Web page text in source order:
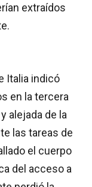
extraídos
Italia indicó
en la tercera
alejada de la
las tareas de
el cuerpo
del acceso a